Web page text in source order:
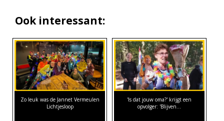
Ook interessant:
Zo leuk was de Jannet Vermeulen
Lichtjesloop
'Is dat jouw oma?' krijgt een
opvolger: 'Blijven…